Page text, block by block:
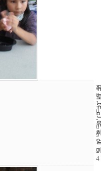
4
2
0
1
0
-
0
9
-
2
4